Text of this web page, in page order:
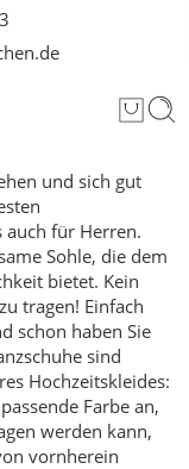
und sich gut
auch für Herren.
Sohle, die dem
bietet. Kein
tragen! Einfach
schon haben Sie
sind
Hochzeitskleides:
Farbe an,
werden kann,
vornherein